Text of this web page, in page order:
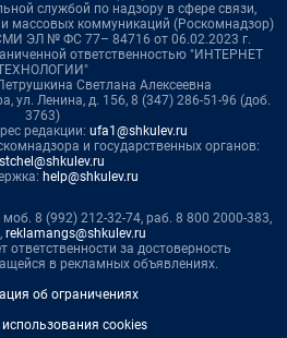
службой по надзору в сфере связи,
массовых коммуникаций (Роскомнадзор)
ЭЛ № ФС 77– 84716 от 06.02.2023 г.
ответственностью "ИНТЕРНЕТ
Светлана Алексеевна
ул. Ленина, д. 156, 8 (347) 286-51-96 (доб.
3763)
редакции: ufa1@shkulev.ru
и государственных органов:
help@shkulev.ru
8 (992) 212-32-74, раб. 8 800 2000-383,
reklamangs@shkulev.ru
ответственности за достоверность
в рекламных объявлениях.
об ограничениях
cookies